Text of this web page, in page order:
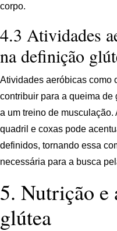
corpo.
4.3 Atividades
na definição
Atividades aeróbicas como
contribuir para a queima
a um treino de
quadril e coxas pode
definidos, tornando essa
necessária para a busca
5. Nutrição e
glútea